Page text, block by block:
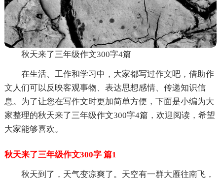
秋天来了三年级作文300字4篇
在生活、工作和学习中，大家都写过作文吧，借助作
文人们可以反映客观事物、表达思想感情、传递知识信
息。为了让您在写作文时更加简单方便，下面是小编为大
家整理的秋天来了三年级作文300字4篇，欢迎阅读，希望
大家能够喜欢。
秋天来了三年级作文300字 篇1
秋天到了，天气变凉爽了。天空有一群大雁往南飞，